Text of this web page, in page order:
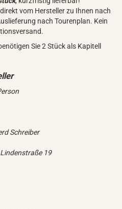
vom Hersteller zu Ihnen nach
nach Tourenplan. Kein
Sie 2 Stück als Kapitell
Schreiber
19